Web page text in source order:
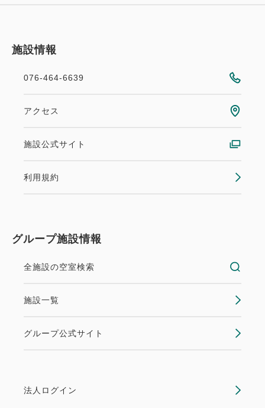
施設情報
076-464-6639
アクセス
施設公式サイト
利用規約
グループ施設情報
全施設の空室検索
施設一覧
グループ公式サイト
法人ログイン